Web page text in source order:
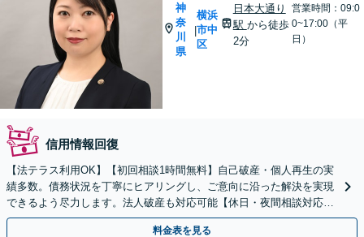
神
奈
川
県
|
横浜
市中
区
日本大通り
駅 から徒歩
2分
営業時間：09:0
0~17:00（平
日）
信用情報回復
【法テラス利用OK】【初回相談1時間無料】自己破産・個人再生の実
績多数。債務状況を丁寧にヒアリングし、ご意向に沿った解決を実現
できるよう尽力します。法人破産も対応可能【休日・夜間相談対応
（要予約）】【日本大通り駅3分】
料金表を見る